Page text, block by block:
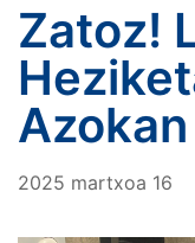
Zatoz!
Azokan
2025 martxoa 16